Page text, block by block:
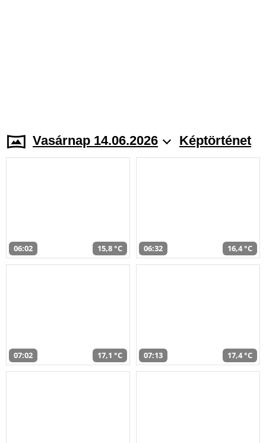
Vasárnap 14.06.2026 Képtörténet
06:02 15,8 °C 06:32 16,4 °C
07:02 17,1 °C 07:13 17,4 °C